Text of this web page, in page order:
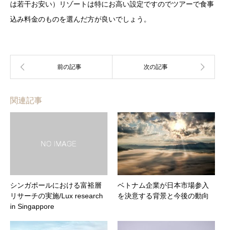
は若干お安い）リゾートは特にお高い設定ですのでツアーで食事
込み料金のものを選んだ方が良いでしょう。
関連記事
シンガポールにおける富裕層
リサーチの実施/Lux research
in Singappore
ベトナム企業が日本市場参入
を決意する背景と今後の動向